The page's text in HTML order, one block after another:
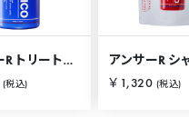
アンサーR トリートメント 400mL
(税込) ￥1,320 (税込)